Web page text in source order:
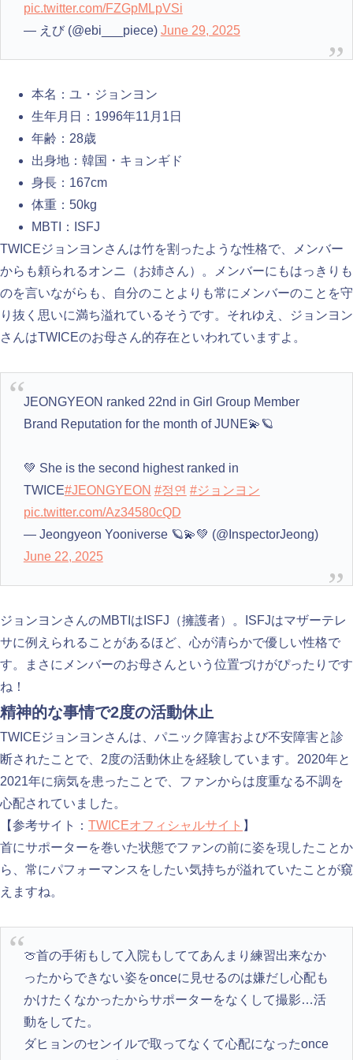
pic.twitter.com/FZGpMLpVSi
— えび (@ebi___piece) June 29, 2025
本名：ユ・ジョンヨン
生年月日：1996年11月1日
年齢：28歳
出身地：韓国・キョンギド
身長：167cm
体重：50kg
MBTI：ISFJ
TWICEジョンヨンさんは竹を割ったような性格で、メンバー
からも頼られるオンニ（お姉さん）。メンバーにもはっきりも
のを言いながらも、自分のことよりも常にメンバーのことを守
り抜く思いに満ち溢れているそうです。それゆえ、ジョンヨン
さんはTWICEのお母さん的存在といわれていますよ。
JEONGYEON ranked 22nd in Girl Group Member
Brand Reputation for the month of JUNE💫🪐
💚 She is the second highest ranked in
TWICE#JEONGYEON #정연 #ジョンヨン
pic.twitter.com/Az34580cQD
— Jeongyeon Yooniverse 🪐💫💚 (@InspectorJeong)
June 22, 2025
ジョンヨンさんのMBTIはISFJ（擁護者）。ISFJはマザーテレ
サに例えられることがあるほど、心が清らかで優しい性格で
す。まさにメンバーのお母さんという位置づけがぴったりです
ね！
精神的な事情で2度の活動休止
TWICEジョンヨンさんは、パニック障害および不安障害と診
断されたことで、2度の活動休止を経験しています。2020年と
2021年に病気を患ったことで、ファンからは度重なる不調を
心配されていました。
【参考サイト： TWICEオフィシャルサイト 】
首にサポーターを巻いた状態でファンの前に姿を現したことか
ら、常にパフォーマンスをしたい気持ちが溢れていたことが窺
えますね。
🍈首の手術もして入院もしててあんまり練習出来なか
ったからできない姿をonceに見せるのは嫌だし心配も
かけたくなかったからサポーターをなくして撮影…活
動をしてた。
ダヒョンのセンイルで取ってなくて心配になったonce